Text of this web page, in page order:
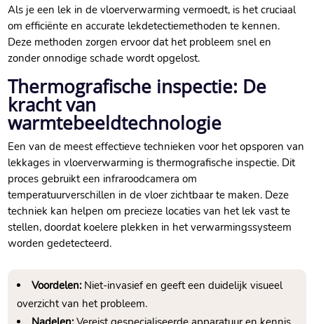
Als je een lek in de vloerverwarming vermoedt, is het cruciaal
om efficiënte en accurate lekdetectiemethoden te kennen.​
Deze methoden zorgen ervoor dat het probleem snel en
zonder onnodige schade wordt opgelost.​
Thermografische inspectie: De
kracht van
warmtebeeldtechnologie
Een van de meest effectieve technieken voor het opsporen van
lekkages in vloerverwarming is thermografische inspectie.​ Dit
proces gebruikt een infraroodcamera om
temperatuurverschillen in de vloer zichtbaar te maken.​ Deze
techniek kan helpen om precieze locaties van het lek vast te
stellen, doordat koelere plekken in het verwarmingssysteem
worden gedetecteerd.​
Voordelen:Niet-invasief en geeft een duidelijk visueel
overzicht van het probleem.​